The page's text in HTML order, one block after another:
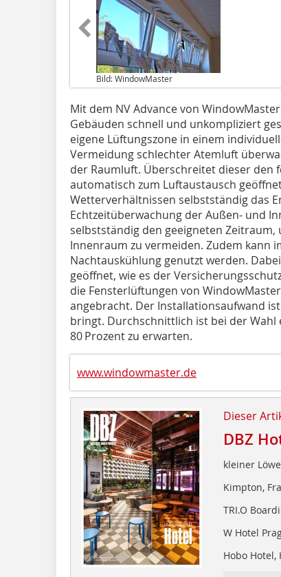
Bild: WindowMaster
Mit dem NV Advance von
Gebäuden schnell und unkompliziert
eigene Lüftungszone in einem
Vermeidung schlechter Atemluft
der Raumluft. Überschreitet dieser den
automatisch zum Luftaustausch
Wetterverhältnissen selbstständig das
Echtzeitüberwachung der Außen- und
selbstständig den geeigneten
Innenraum zu vermeiden. Zudem kann
Nachtauskühlung genutzt werden.
geöffnet, wie es der
die Fensterlüftungen von
angebracht. Der Installationsaufwand
bringt. Durchschnittlich ist bei der
80 Prozent zu erwarten.
www.windowmaster.de
Dieser
DBZ
kleiner
Kimpton,
TRI.O
W Hotel
Hobo Hotel,